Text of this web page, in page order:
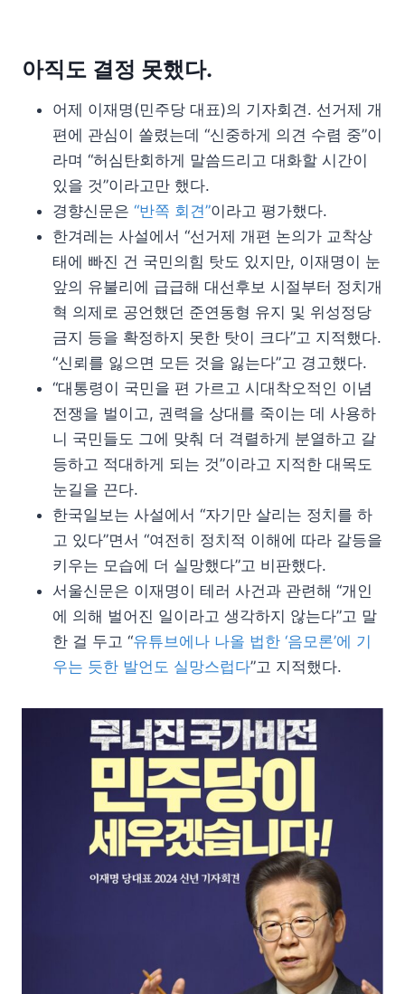
아직도 결정 못했다.
어제 이재명(민주당 대표)의 기자회견. 선거제 개
편에 관심이 쏠렸는데 “신중하게 의견 수렴 중”이
라며 “허심탄회하게 말씀드리고 대화할 시간이
있을 것”이라고만 했다.
경향신문은 “반쪽 회견”이라고 평가했다.
한겨레는 사설에서 “선거제 개편 논의가 교착상
태에 빠진 건 국민의힘 탓도 있지만, 이재명이 눈
앞의 유불리에 급급해 대선후보 시절부터 정치개
혁 의제로 공언했던 준연동형 유지 및 위성정당
금지 등을 확정하지 못한 탓이 크다”고 지적했다.
“신뢰를 잃으면 모든 것을 잃는다”고 경고했다.
“대통령이 국민을 편 가르고 시대착오적인 이념
전쟁을 벌이고, 권력을 상대를 죽이는 데 사용하
니 국민들도 그에 맞춰 더 격렬하게 분열하고 갈
등하고 적대하게 되는 것”이라고 지적한 대목도
눈길을 끈다.
한국일보는 사설에서 “자기만 살리는 정치를 하
고 있다”면서 “여전히 정치적 이해에 따라 갈등을
키우는 모습에 더 실망했다”고 비판했다.
서울신문은 이재명이 테러 사건과 관련해 “개인
에 의해 벌어진 일이라고 생각하지 않는다”고 말
한 걸 두고 “유튜브에나 나올 법한 ‘음모론’에 기
우는 듯한 발언도 실망스럽다”고 지적했다.